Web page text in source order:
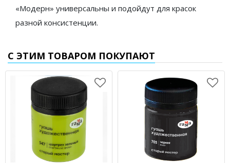
«Модерн» универсальны и подойдут для красок
разной консистенции.
С ЭТИМ ТОВАРОМ ПОКУПАЮТ